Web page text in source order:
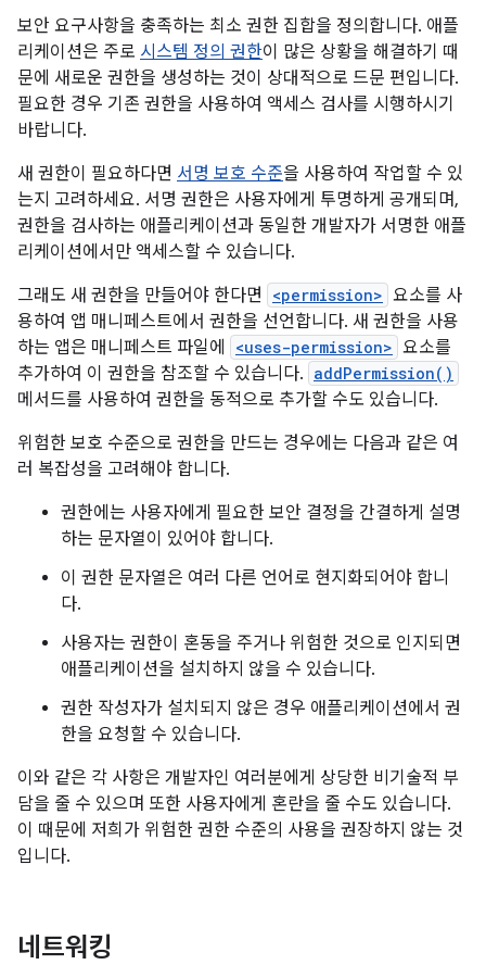
보안 요구사항을 충족하는 최소 권한 집합을 정의합니다. 애플
리케이션은 주로 시스템 정의 권한이 많은 상황을 해결하기 때
문에 새로운 권한을 생성하는 것이 상대적으로 드문 편입니다.
필요한 경우 기존 권한을 사용하여 액세스 검사를 시행하시기
바랍니다.
새 권한이 필요하다면 서명 보호 수준을 사용하여 작업할 수 있
는지 고려하세요. 서명 권한은 사용자에게 투명하게 공개되며,
권한을 검사하는 애플리케이션과 동일한 개발자가 서명한 애플
리케이션에서만 액세스할 수 있습니다.
그래도 새 권한을 만들어야 한다면
<permission> 요소를 사
용하여 앱 매니페스트에서 권한을 선언합니다. 새 권한을 사용
하는 앱은 매니페스트 파일에
<uses-permission> 요소를
추가하여 이 권한을 참조할 수 있습니다. addPermission()
메서드를 사용하여 권한을 동적으로 추가할 수도 있습니다.
위험한 보호 수준으로 권한을 만드는 경우에는 다음과 같은 여
러 복잡성을 고려해야 합니다.
권한에는 사용자에게 필요한 보안 결정을 간결하게 설명
하는 문자열이 있어야 합니다.
이 권한 문자열은 여러 다른 언어로 현지화되어야 합니
다.
사용자는 권한이 혼동을 주거나 위험한 것으로 인지되면
애플리케이션을 설치하지 않을 수 있습니다.
권한 작성자가 설치되지 않은 경우 애플리케이션에서 권
한을 요청할 수 있습니다.
이와 같은 각 사항은 개발자인 여러분에게 상당한 비기술적 부
담을 줄 수 있으며 또한 사용자에게 혼란을 줄 수도 있습니다.
이 때문에 저희가 위험한 권한 수준의 사용을 권장하지 않는 것
입니다.
네트워킹